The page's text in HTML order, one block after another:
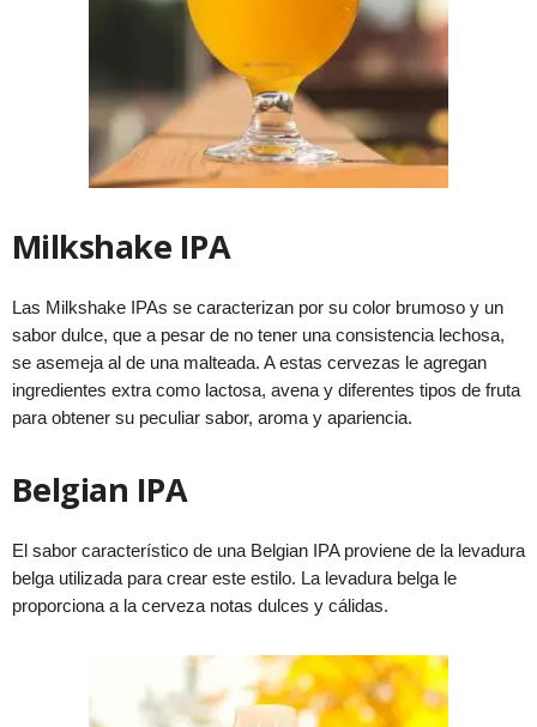
Milkshake IPA
Las Milkshake IPAs se caracterizan por su color brumoso y un
sabor dulce, que a pesar de no tener una consistencia lechosa,
se asemeja al de una malteada. A estas cervezas le agregan
ingredientes extra como lactosa, avena y diferentes tipos de fruta
para obtener su peculiar sabor, aroma y apariencia.
Belgian IPA
El sabor característico de una Belgian IPA proviene de la levadura
belga utilizada para crear este estilo. La levadura belga le
proporciona a la cerveza notas dulces y cálidas.